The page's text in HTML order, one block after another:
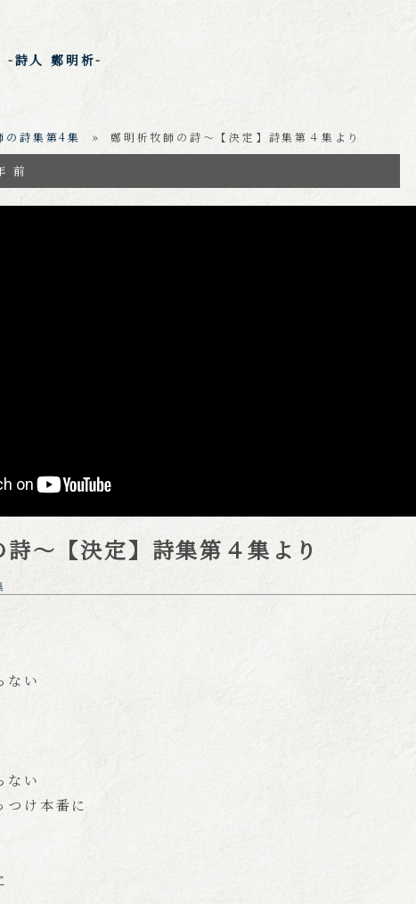
-詩人 鄭明析-
の詩集第4集 » 鄭明析牧師の詩～【決定】詩集第４集より
前
～【決定】詩集第４集より
ない
ない
つけ本番に